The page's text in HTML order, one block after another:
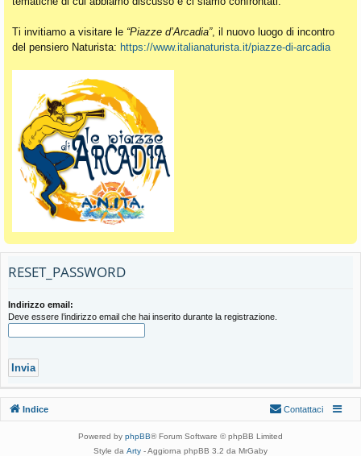
Ti invitiamo a visitare le “Piazze d’Arcadia”, il nuovo luogo di incontro
del pensiero Naturista: https://www.italianaturista.it/piazze-di-arcadia
RESET_PASSWORD
Indirizzo email:
Deve essere l’indirizzo email che hai inserito durante la registrazione.
Indice Contattaci
Powered by phpBB® Forum Software © phpBB Limited
Style da Arty - Aggiorna phpBB 3.2 da MrGaby